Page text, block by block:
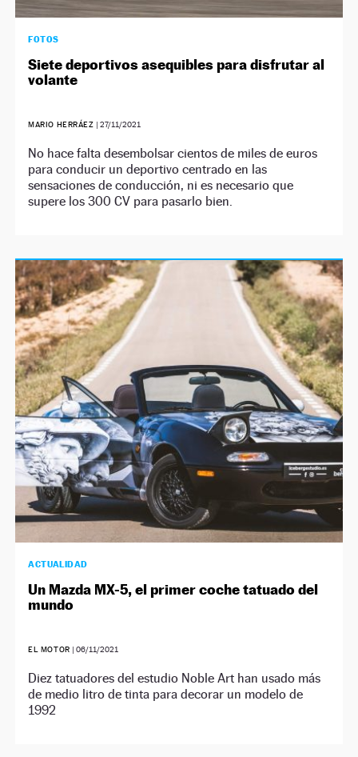
FOTOS
Siete deportivos asequibles para disfrutar al
volante
MARIO HERRÁEZ | 27/11/2021
No hace falta desembolsar cientos de miles de euros
para conducir un deportivo centrado en las
sensaciones de conducción, ni es necesario que
supere los 300 CV para pasarlo bien.
ACTUALIDAD
Un Mazda MX-5, el primer coche tatuado del
mundo
EL MOTOR | 06/11/2021
Diez tatuadores del estudio Noble Art han usado más
de medio litro de tinta para decorar un modelo de
1992